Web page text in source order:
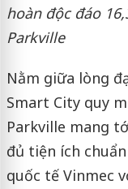
hoàn độc đáo
Parkville
Nằm giữa lòng
Smart City quy
Parkville mang
đủ tiện ích
quốc tế Vinmec